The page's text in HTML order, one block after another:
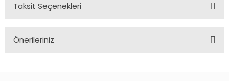
Taksit Seçenekleri
Önerileriniz